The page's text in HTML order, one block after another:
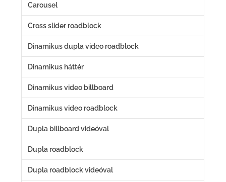
Carousel
Cross slider roadblock
Dinamikus dupla video roadblock
Dinamikus háttér
Dinamikus video billboard
Dinamikus video roadblock
Dupla billboard videóval
Dupla roadblock
Dupla roadblock videóval